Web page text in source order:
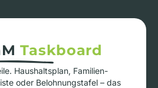
Taskboard
Haushaltsplan, Familien-
oder Belohnungstafel – das